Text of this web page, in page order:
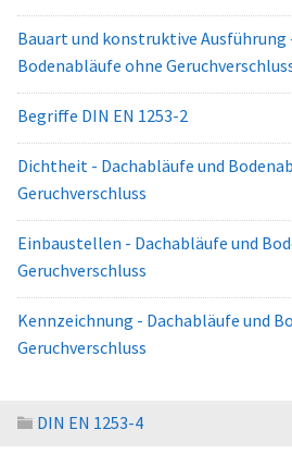
Bauart und konstruktive Ausführung
Bodenabläufe ohne
Begriffe DIN EN 1253-2
Dichtheit - Dachabläufe und
Geruchverschluss
Einbaustellen - Dachabläufe und
Geruchverschluss
Kennzeichnung - Dachabläufe und
Geruchverschluss
DIN EN 1253-4